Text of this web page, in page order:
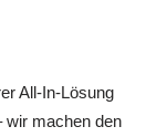
All-In-Lösung
wir machen den